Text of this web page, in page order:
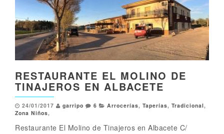
RESTAURANTE EL MOLINO DE
TINAJEROS EN ALBACETE
24/01/2017 garripo 6 Arrocerías, Taperías, Tradicional,
Zona Niños,
Restaurante El Molino de Tinajeros en Albacete C/